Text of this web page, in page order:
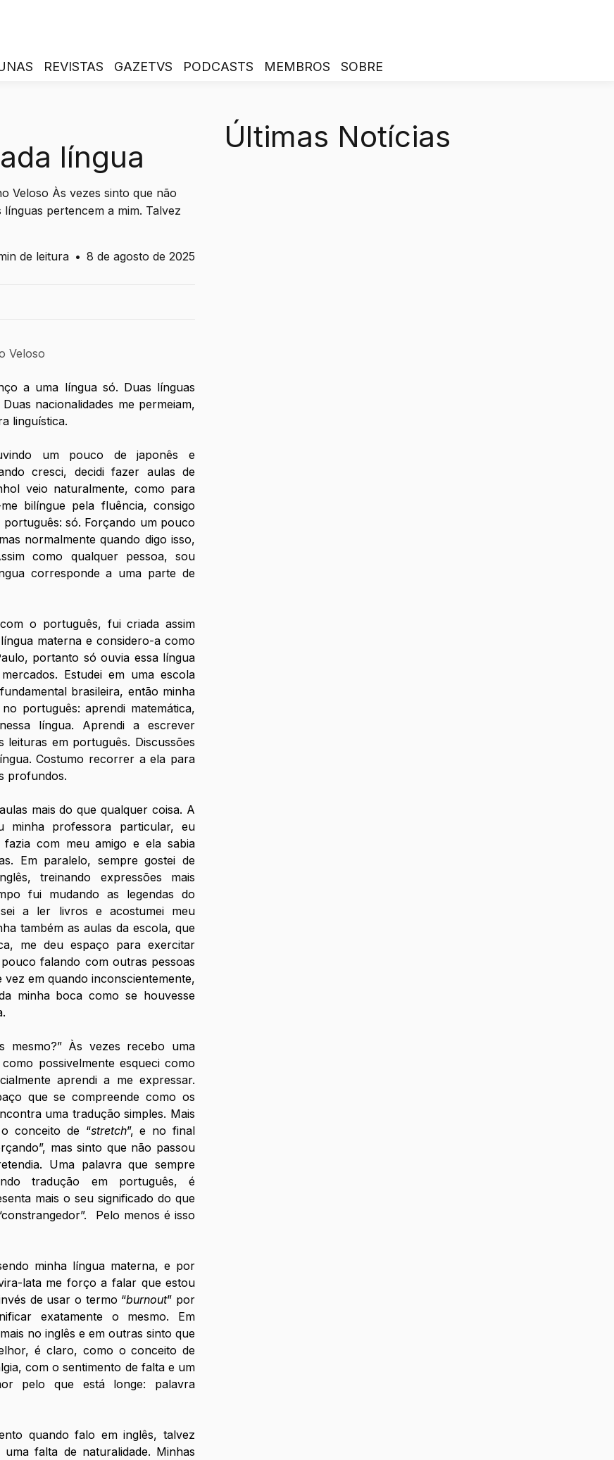
REVISTAS GAZETVS PODCASTS MEMBROS SOBRE
língua
Veloso Às vezes sinto que não
pertencem a mim. Talvez
de leitura • 8 de agosto de 2025
Veloso
a uma língua só. Duas línguas
nacionalidades me permeiam,
linguística.
um pouco de japonês e
cresci, decidi fazer aulas de
veio naturalmente, como para
bilíngue pela fluência, consigo
só. Forçando um pouco
normalmente quando digo isso,
como qualquer pessoa, sou
corresponde a uma parte de
o português, fui criada assim
materna e considero-a como
portanto só ouvia essa língua
Estudei em uma escola
brasileira, então minha
português: aprendi matemática,
língua. Aprendi a escrever
leituras em português. Discussões
Costumo recorrer a ela para
profundos.
mais do que qualquer coisa. A
minha professora particular, eu
com meu amigo e ela sabia
Em paralelo, sempre gostei de
treinando expressões mais
fui mudando as legendas do
a ler livros e acostumei meu
também as aulas da escola, que
me deu espaço para exercitar
falando com outras pessoas
em quando inconscientemente,
minha boca como se houvesse
mesmo?” Às vezes recebo uma
possivelmente esqueci como
aprendi a me expressar.
que se compreende como os
uma tradução simples. Mais
conceito de “stretch”, e no final
mas sinto que não passou
Uma palavra que sempre
tradução em português, é
mais o seu significado do que
Pelo menos é isso
minha língua materna, e por
lata me forço a falar que estou
de usar o termo “burnout” por
exatamente o mesmo. Em
no inglês e em outras sinto que
é claro, como o conceito de
com o sentimento de falta e um
pelo que está longe: palavra
quando falo em inglês, talvez
falta de naturalidade. Minhas
Últimas Notícias